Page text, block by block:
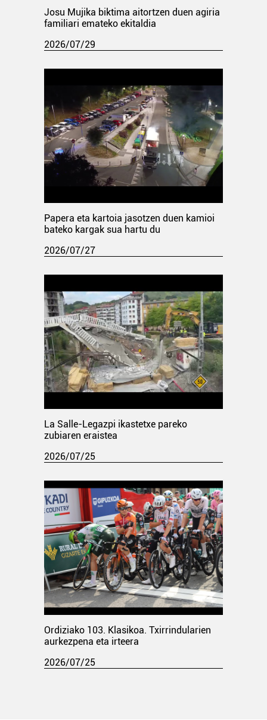
Josu Mujika biktima aitortzen duen agiria
familiari emateko ekitaldia
2026/07/29
Papera eta kartoia jasotzen duen kamioi
bateko kargak sua hartu du
2026/07/27
La Salle-Legazpi ikastetxe pareko
zubiaren eraistea
2026/07/25
Ordiziako 103. Klasikoa. Txirrindularien
aurkezpena eta irteera
2026/07/25